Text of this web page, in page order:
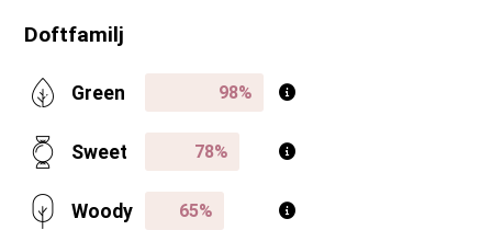
Doftfamilj
Green
Sweet
Woody